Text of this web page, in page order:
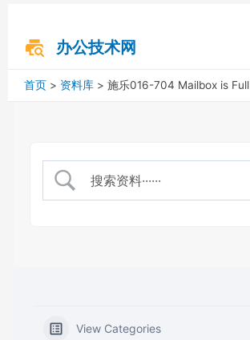
办公技术网
首页 资料库 施乐016-704 Mailbox is Full
View Categories